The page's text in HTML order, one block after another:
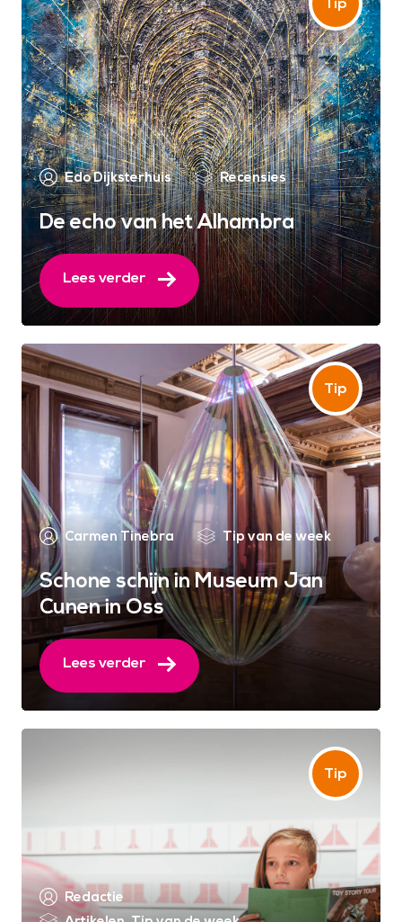
Edo Dijksterhuis Recensies
De echo van het Alhambra
Lees verder
Carmen Tinebra Tip van de week
Schone schijn in Museum Jan
Cunen in Oss
Lees verder
Redactie